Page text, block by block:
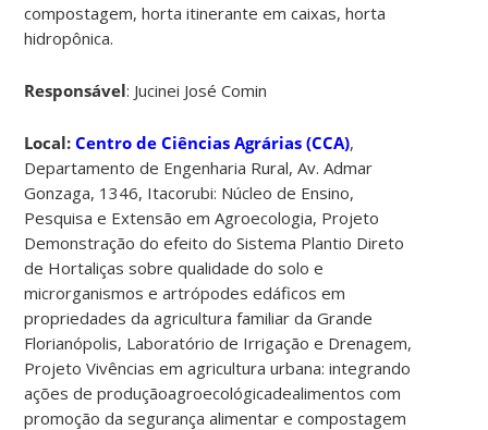
compostagem, horta itinerante em caixas, horta
hidropônica.
Responsável: Jucinei José Comin
Local: Centro de Ciências Agrárias (CCA),
Departamento de Engenharia Rural, Av. Admar
Gonzaga, 1346, Itacorubi: Núcleo de Ensino,
Pesquisa e Extensão em Agroecologia, Projeto
Demonstração do efeito do Sistema Plantio Direto
de Hortaliças sobre qualidade do solo e
microrganismos e artrópodes edáficos em
propriedades da agricultura familiar da Grande
Florianópolis, Laboratório de Irrigação e Drenagem,
Projeto Vivências em agricultura urbana: integrando
ações de produçãoagroecológicadealimentos com
promoção da segurança alimentar e compostagem